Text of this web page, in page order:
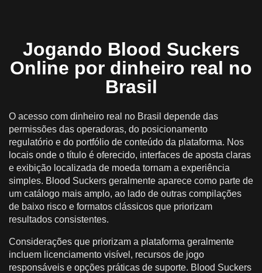
Jogando Blood Suckers
Online por dinheiro real no
Brasil
O acesso com dinheiro real no Brasil depende das
permissões das operadoras, do posicionamento
regulatório e do portfólio de conteúdo da plataforma. Nos
locais onde o título é oferecido, interfaces de aposta claras
e exibição localizada de moeda tornam a experiência
simples. Blood Suckers geralmente aparece como parte de
um catálogo mais amplo, ao lado de outras compilações
de baixo risco e formatos clássicos que priorizam
resultados consistentes.
Considerações que priorizam a plataforma geralmente
incluem licenciamento visível, recursos de jogo
responsáveis e opções práticas de suporte. Blood Suckers